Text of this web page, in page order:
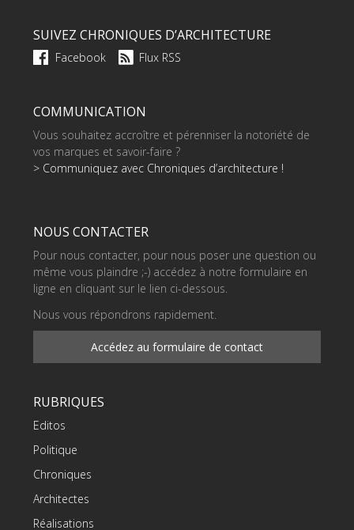
SUIVEZ CHRONIQUES D’ARCHITECTURE
Facebook Flux RSS
COMMUNICATION
Vous souhaitez accroître et pérenniser la notoriété de
vos marques et savoir-faire ?
> Communiquez avec Chroniques d’architecture !
NOUS CONTACTER
Pour nous contacter, pour nous poser une question ou
même vous plaindre ;-) accédez à notre formulaire en
ligne en cliquant sur le lien ci-dessous.
Nous vous répondrons rapidement.
Accédez au formulaire de contact
RUBRIQUES
Editos
Politique
Chroniques
Architectes
Réalisations